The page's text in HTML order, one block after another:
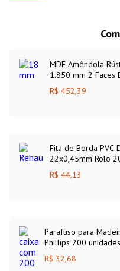
opção ecológicamente
florestas cultivadas para essa
MDF Amêndola
1.850 mm 2 Faces
R$ 452,39
Fita de Borda PVC
22x0,45mm Rolo
R$ 44,13
Parafuso para
Phillips 200
R$ 32,68